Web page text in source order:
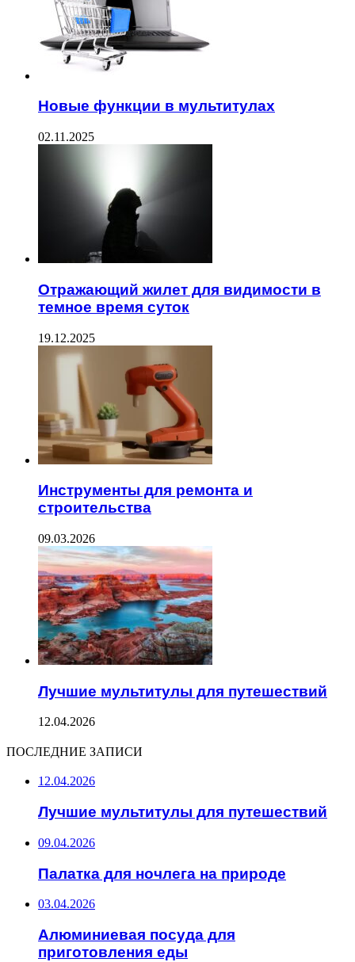
Новые функции в мультитулах
02.11.2025
Отражающий жилет для видимости в
темное время суток
19.12.2025
Инструменты для ремонта и
строительства
09.03.2026
Лучшие мультитулы для путешествий
12.04.2026
ПОСЛЕДНИЕ ЗАПИСИ
12.04.2026
Лучшие мультитулы для путешествий
09.04.2026
Палатка для ночлега на природе
03.04.2026
Алюминиевая посуда для
приготовления еды